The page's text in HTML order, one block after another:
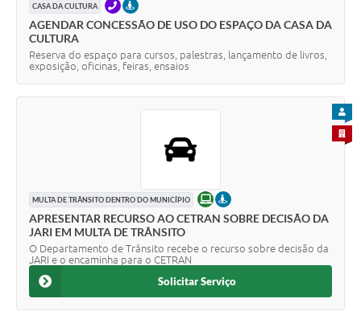
CASA DA CULTURA TELEFONEPRESENCIAL
AGENDAR CONCESSÃO DE USO DO ESPAÇO DA CASA DA
CULTURA
Reserva do espaço para cursos, palestras, lançamento de livros,
exposição, oficinas, feiras, ensaios
MULTA DE TRÂNSITO DENTRO DO MUNICÍPIO ONLINEPRESENCIAL
APRESENTAR RECURSO AO CETRAN SOBRE DECISÃO DA
JARI EM MULTA DE TRÂNSITO
O Departamento de Trânsito recebe o recurso sobre decisão da
JARI e o encaminha para o CETRAN
PARA
Solicitar Serviço